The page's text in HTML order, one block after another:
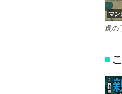
マン
虎の